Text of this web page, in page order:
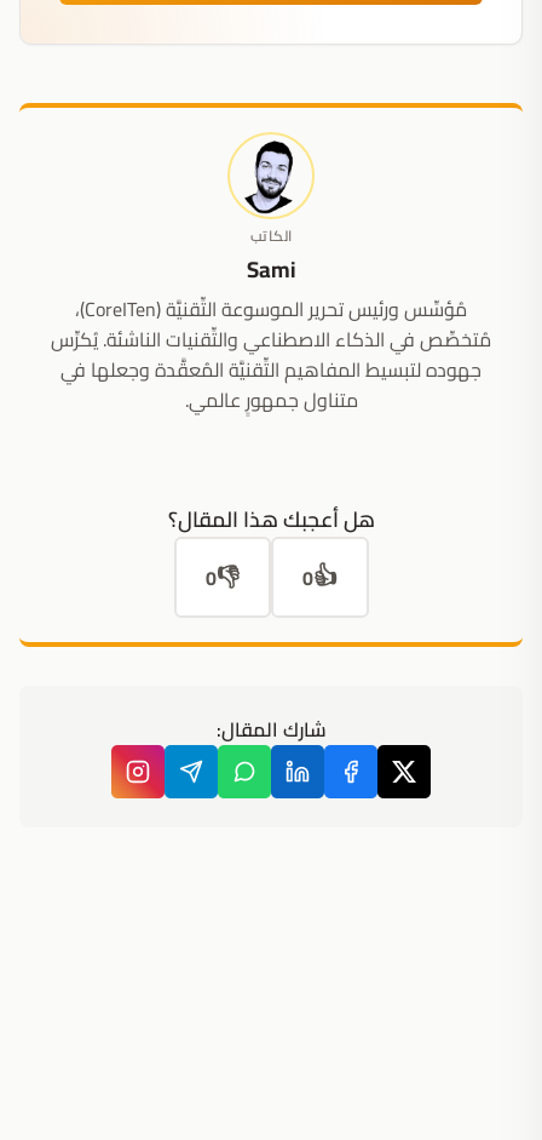
الكاتب
Sami
مُؤسِّس ورئيس تحرير الموسوعة التِّقنيَّة (CoreITen)،
مُتخصِّص في الذكاء الاصطناعي والتِّقنيات الناشئة. يُكرِّس
جهوده لتبسيط المفاهيم التِّقنيَّة المُعقَّدة وجعلها في
متناول جمهورٍ عالمي.
هل أعجبك هذا المقال؟
👍
0
👎
0
شارك المقال: